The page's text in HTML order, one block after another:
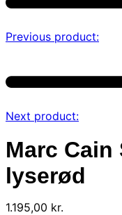
Previous product:
Next product:
Marc
lyserød
1.195,00 kr.